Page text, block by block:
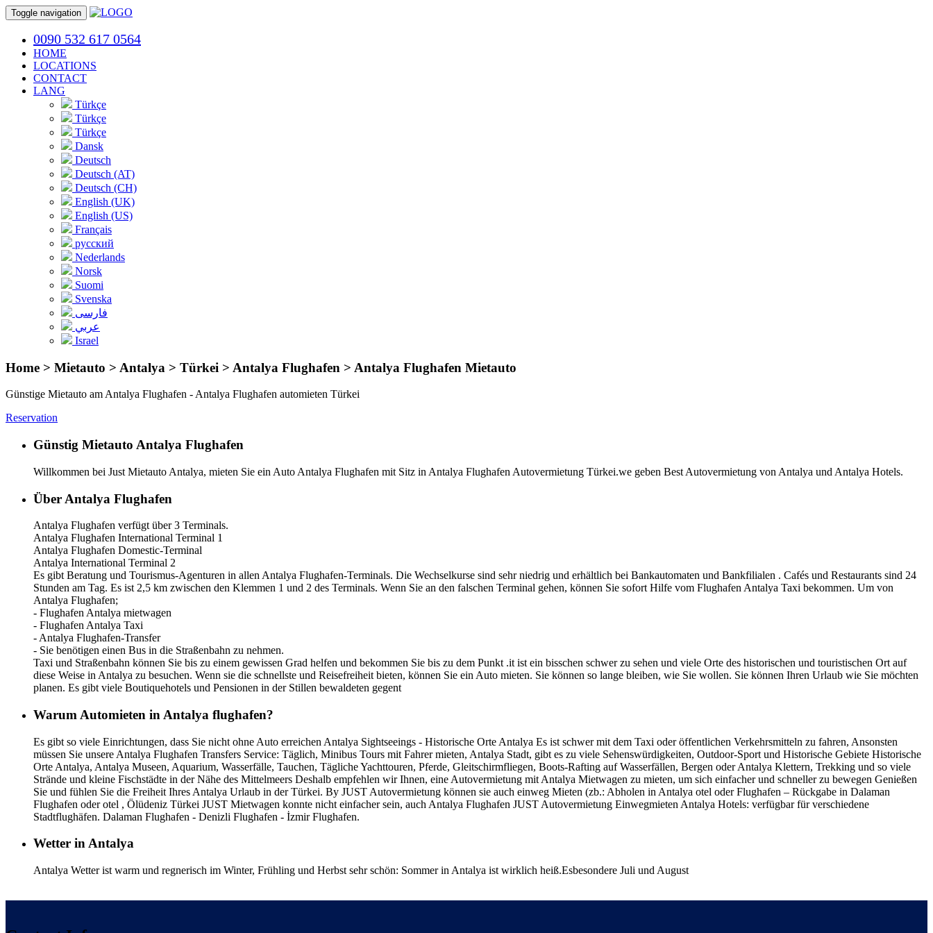
Toggle navigation
0090 532 617 0564
HOME
LOCATIONS
CONTACT
LANG
Türkçe
Türkçe
Türkçe
Dansk
Deutsch
Deutsch (AT)
Deutsch (CH)
English (UK)
English (US)
Français
русский
Nederlands
Norsk
Suomi
Svenska
فارسی
عربي
Israel
Home > Mietauto > Antalya > Türkei > Antalya Flughafen > Antalya Flughafen Mietauto
Günstige Mietauto am Antalya Flughafen - Antalya Flughafen automieten Türkei
Reservation
Günstig Mietauto Antalya Flughafen
Willkommen bei Just Mietauto Antalya, mieten Sie ein Auto Antalya Flughafen mit Sitz in Antalya Flughafen Autovermietung Türkei.we geben Best Autovermietung von Antalya und Antalya Hotels.
Über Antalya Flughafen
Antalya Flughafen verfügt über 3 Terminals.
Antalya Flughafen International Terminal 1
Antalya Flughafen Domestic-Terminal
Antalya International Terminal 2
Es gibt Beratung und Tourismus-Agenturen in allen Antalya Flughafen-Terminals. Die Wechselkurse sind sehr niedrig und erhältlich bei Bankautomaten und Bankfilialen . Cafés und Restaurants sind 24
Stunden am Tag. Es ist 2,5 km zwischen den Klemmen 1 und 2 des Terminals. Wenn Sie an den falschen Terminal gehen, können Sie sofort Hilfe vom Flughafen Antalya Taxi bekommen. Um von
Antalya Flughafen;
- Flughafen Antalya mietwagen
- Flughafen Antalya Taxi
- Antalya Flughafen-Transfer
- Sie benötigen einen Bus in die Straßenbahn zu nehmen.
Taxi und Straßenbahn können Sie bis zu einem gewissen Grad helfen und bekommen Sie bis zu dem Punkt .it ist ein bisschen schwer zu sehen und viele Orte des historischen und touristischen Ort auf
diese Weise in Antalya zu besuchen. Wenn sie die schnellste und Reisefreiheit bieten, können Sie ein Auto mieten. Sie können so lange bleiben, wie Sie wollen. Sie können Ihren Urlaub wie Sie möchten
planen. Es gibt viele Boutiquehotels und Pensionen in der Stillen bewaldeten gegent
Warum Automieten in Antalya flughafen?
Es gibt so viele Einrichtungen, dass Sie nicht ohne Auto erreichen Antalya Sightseeings - Historische Orte Antalya Es ist schwer mit dem Taxi oder öffentlichen Verkehrsmitteln zu fahren, Ansonsten
müssen Sie unsere Antalya Flughafen Transfers Service: Täglich, Minibus Tours mit Fahrer mieten, Antalya Stadt, gibt es zu viele Sehenswürdigkeiten, Outdoor-Sport und Historische Gebiete Historische
Orte Antalya, Antalya Museen, Aquarium, Wasserfälle, Tauchen, Tägliche Yachttouren, Pferde, Gleitschirmfliegen, Boots-Rafting auf Wasserfällen, Bergen oder Antalya Klettern, Trekking und so viele
Strände und kleine Fischstädte in der Nähe des Mittelmeers Deshalb empfehlen wir Ihnen, eine Autovermietung mit Antalya Mietwagen zu mieten, um sich einfacher und schneller zu bewegen Genießen
Sie und fühlen Sie die Freiheit Ihres Antalya Urlaub in der Türkei. By JUST Autovermietung können sie auch einweg Mieten (zb.: Abholen in Antalya otel oder Flughafen – Rückgabe in Dalaman
Flughafen oder otel , Ölüdeniz Türkei JUST Mietwagen konnte nicht einfacher sein, auch Antalya Flughafen JUST Autovermietung Einwegmieten Antalya Hotels: verfügbar für verschiedene
Stadtflughäfen. Dalaman Flughafen - Denizli Flughafen - İzmir Flughafen.
Wetter in Antalya
Antalya Wetter ist warm und regnerisch im Winter, Frühling und Herbst sehr schön: Sommer in Antalya ist wirklich heiß.Esbesondere Juli und August